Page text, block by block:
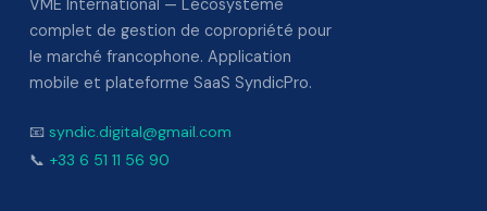
VME International — L'écosystème
complet de gestion de copropriété pour
le marché francophone. Application
mobile et plateforme SaaS SyndicPro.
📧 syndic.digital@gmail.com
📞 +33 6 51 11 56 90